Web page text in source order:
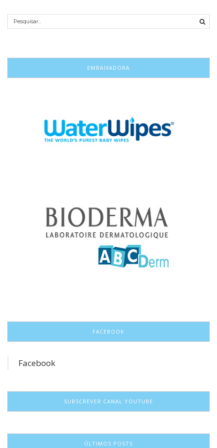
EMBAIXADORA
FACEBOOK
Facebook
SUBSCREVER CANAL YOUTUBE
ÚLTIMOS POSTS